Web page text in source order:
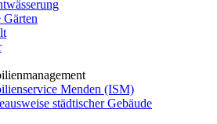
Gärten
Menden (ISM)
städtischer Gebäude